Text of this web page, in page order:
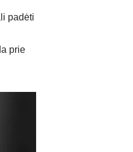
padėti
prie